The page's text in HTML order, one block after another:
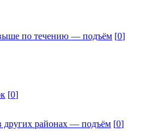
выше по течению — подъём [0]
[0]
других районах — подъём [0]